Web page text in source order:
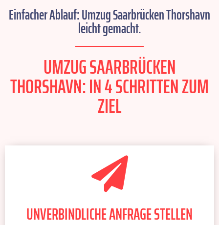
Einfacher Ablauf: Umzug Saarbrücken Thorshavn
leicht gemacht.
UMZUG SAARBRÜCKEN
THORSHAVN: IN 4 SCHRITTEN ZUM
ZIEL
UNVERBINDLICHE ANFRAGE STELLEN